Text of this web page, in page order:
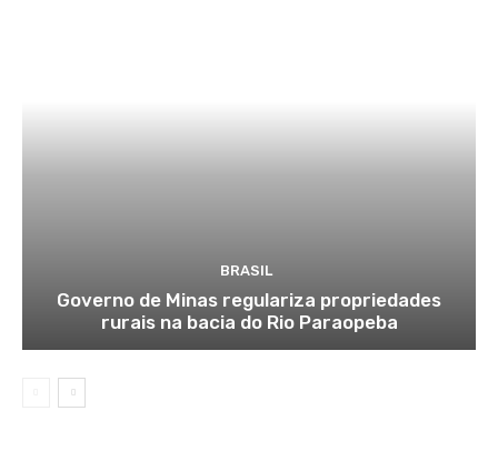
BRASIL
Governo de Minas regulariza propriedades
rurais na bacia do Rio Paraopeba